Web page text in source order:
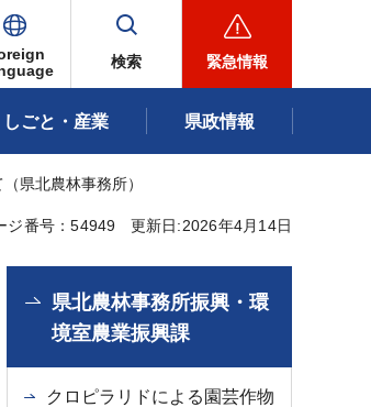
検索 緊急情報
しごと・産業 県政情報
県北農林事務所）
ジ番号：54949 更新日:2026年4月14日
県北農林事務所振興・環
境室農業振興課
クロピラリドによる園芸作物